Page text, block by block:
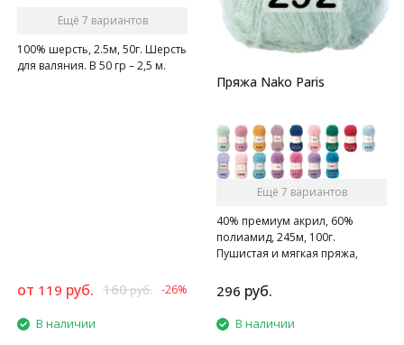
Ещё 7 вариантов
100% шерсть, 2.5м, 50г. Шерсть
для валяния. В 50 гр – 2,5 м.
от 119 руб. 160руб. -26%
В наличии
Пряжа Nako Paris
Ещё 7 вариантов
40% премиум акрил, 60%
полиамид, 245м, 100г.
Пушистая и мягкая пряжа,
296 руб.
В наличии